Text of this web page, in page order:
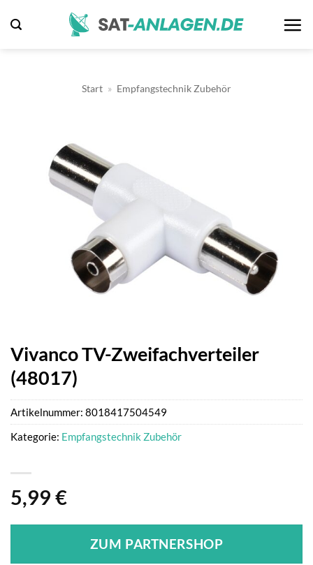
Inhalt
Start » Empfangstechnik Zubehör
Vivanco TV-Zweifachverteiler
(48017)
5,99 €
ZUM PARTNERSHOP
Artikelnummer: 8018417504549
Kategorie: Empfangstechnik Zubehör